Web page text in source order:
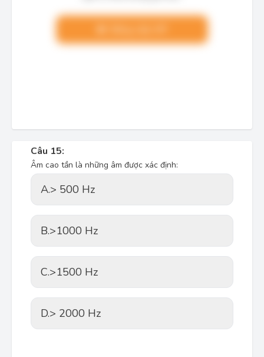
Câu 15:
Âm cao tần là những âm được xác định:
A.> 500 Hz
B.>1000 Hz
C.>1500 Hz
D.> 2000 Hz